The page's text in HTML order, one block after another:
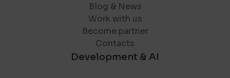
Blog & News
Work with us
Become partner
Contacts
Development & AI